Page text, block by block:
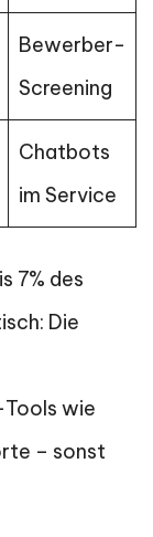
Bewerber-
Screening
Chatbots
im Service
7% des
Die
wie
– sonst